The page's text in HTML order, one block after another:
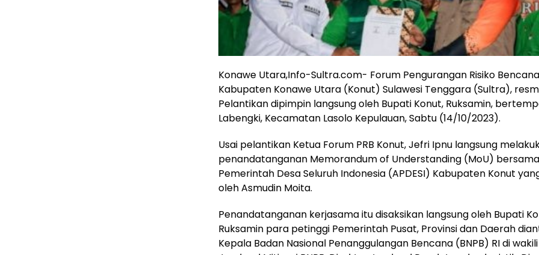
Konawe Utara,Info-Sultra.com- Forum Pengurangan Risiko
Kabupaten Konawe Utara (Konut) Sulawesi Tenggara (Sultra),
Pelantikan dipimpin langsung oleh Bupati Konut, Ruksamin,
Labengki, Kecamatan Lasolo Kepulauan, Sabtu (14/10/2023).
Usai pelantikan Ketua Forum PRB Konut, Jefri Ipnu langsung
penandatanganan Memorandum of Understanding (MoU)
Pemerintah Desa Seluruh Indonesia (APDESI) Kabupaten Konut
oleh Asmudin Moita.
Penandatanganan kerjasama itu disaksikan langsung oleh Bupati
Ruksamin para petinggi Pemerintah Pusat, Provinsi dan Daerah
Kepala Badan Nasional Penanggulangan Bencana (BNPB) RI di